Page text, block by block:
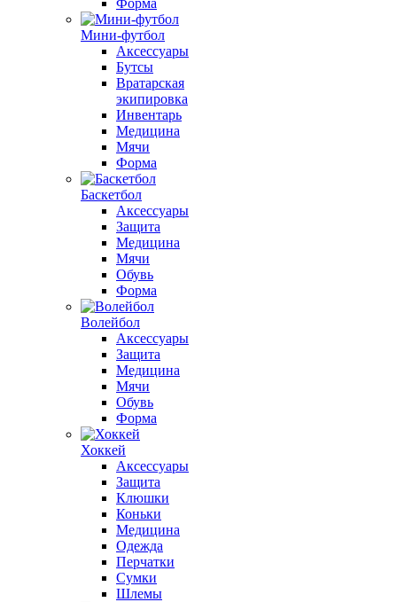
Форма
Мини-футбол
Аксессуары
Бутсы
Вратарская
экипировка
Инвентарь
Медицина
Мячи
Форма
Баскетбол
Аксессуары
Защита
Медицина
Мячи
Обувь
Форма
Волейбол
Аксессуары
Защита
Медицина
Мячи
Обувь
Форма
Хоккей
Аксессуары
Защита
Клюшки
Коньки
Медицина
Одежда
Перчатки
Сумки
Шлемы